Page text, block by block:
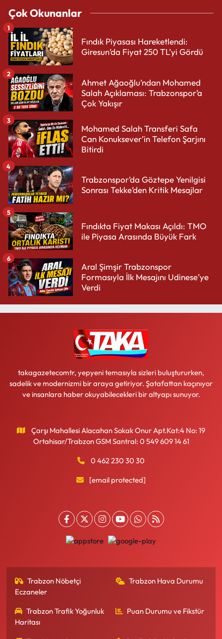
Çok Okunanlar
Fındık Piyasası Hareketlendi:
Giresun’da Fiyat 250 TL’yi Gördü
1
Ahmet Ağaoğlu’ndan Mohamed
Salah Açıklaması: Trabzonspor’a
Çok Yakışır
2
Mohamed Salah Transferi Safa
Can Konuksever’in Telefon Şarjını
Bitirdi
3
Trabzonspor’da Göztepe Yenilgisi
Sonrası Tekke’den Kritik Mesajlar
4
Fındıkta Fiyat Makası Açıldı: TMO
ile Piyasa Arasında Büyük Fark
5
Aral Şimşir Trabzonspor
Formasıyla İlk Mesajını Udinese’ye
Verdi
6
takagazetecomtr, yepyeni temasıyla sizleri buluştururken,
sadelik ve modernizmi bir araya getiriyor. Şatafattan kaçınıyor
ve insanlara haber okuyabilecekleri bir altyapı sunuyor.
Çarşı Mahallesi Alacahan Sokak Onur Apt.Kat:4 No: 19
Ortahisar/Trabzon GSM Santral: 0 549 609 14 61
0 462 230 30 30
[email protected]
Trabzon Nöbetçi
Eczaneler
Trabzon Hava Durumu
Trabzon Trafik Yoğunluk
Haritası
Puan Durumu ve Fikstür